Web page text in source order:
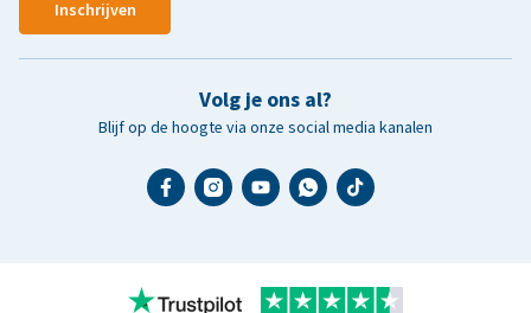
Inschrijven
Volg je ons al?
Blijf op de hoogte via onze social media kanalen